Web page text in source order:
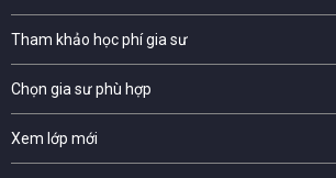
Tham khảo học phí gia sư
Chọn gia sư phù hợp
Xem lớp mới